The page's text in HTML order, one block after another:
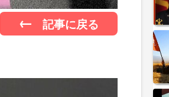
記事に戻る